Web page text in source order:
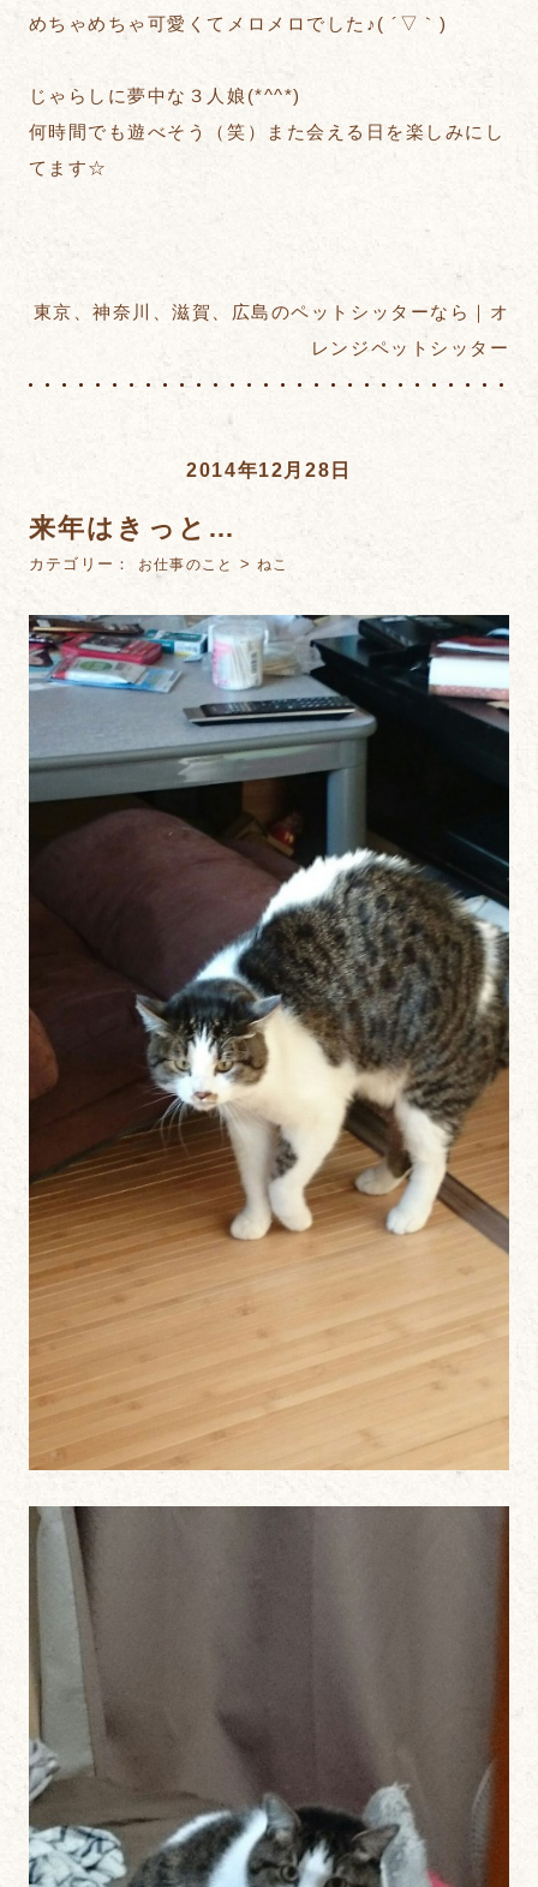
めちゃめちゃ可愛くてメロメロでした♪( ´▽｀)
じゃらしに夢中な３人娘(*^^*)
何時間でも遊べそう（笑）また会える日を楽しみにし
てます☆
東京、神奈川、滋賀、広島のペットシッターなら｜オ
レンジペットシッター
2014年12月28日
来年はきっと…
カテゴリー： お仕事のこと >ねこ